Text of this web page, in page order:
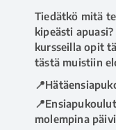
Tiedätkö mitä
kipeästi
kursseilla opit
tästä muistiin
molempina